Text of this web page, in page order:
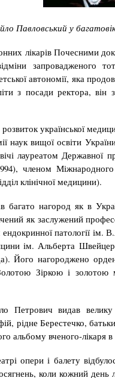
Павловський у
лікарів Почесними
запровадженого
автономії, яка
з посади ректора, він
української
наук ви­щої осві­ти
лау­реатом Дер­жавної
членом
клінічної меди­цини).
нагород як в
як заслужений
патології
ім. Альберта
Його нагороджено
Зіркою і золотою
Петрович видав
рідне Берестечко,
альбому вченого-лікаря в
опери і балету
коли кожний